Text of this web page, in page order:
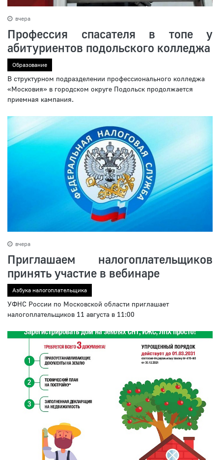
вчера
Профессия спасателя в топе у
абитуриентов подольского колледжа
Образование
В структурном подразделении профессионального колледжа
«Московия» в городском округе Подольск продолжается
приемная кампания.
вчера
Приглашаем налогоплательщиков
принять участие в вебинаре
Азбука налогоплательщика
УФНС России по Московской области приглашает
налогоплательщиков 11 августа в 11:00